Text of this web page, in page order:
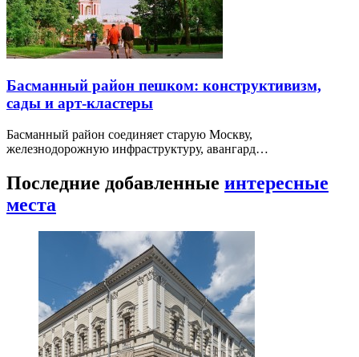
Басманный район пешком: конструктивизм,
сады и арт-кластеры
Басманный район соединяет старую Москву,
железнодорожную инфраструктуру, авангард…
Последние добавленные интересные
места